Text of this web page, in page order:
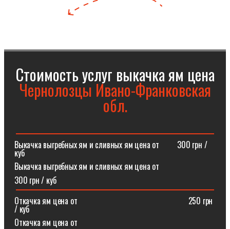
Стоимость услуг выкачка ям цена
Чернолозцы Ивано-Франковская
обл.
Выкачка выгребных ям и сливных ям цена от⠀⠀⠀300 грн /
куб
Выкачка выгребных ям и сливных ям цена от
300 грн / куб
Откачка ям цена от ⠀⠀⠀⠀⠀⠀⠀⠀⠀⠀⠀⠀⠀⠀⠀⠀⠀⠀250 грн
/ куб
Откачка ям цена от